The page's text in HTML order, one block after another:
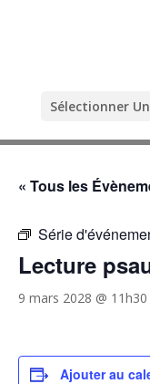
Sélectionner
« Tous les
Série
Lecture
9 mars 2028 @ 11h30
Ajouter au